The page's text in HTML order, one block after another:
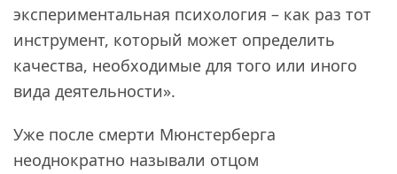
экспериментальная психология – как раз тот
инструмент, который может определить
качества, необходимые для того или иного
вида деятельности».
Уже после смерти Мюнстерберга
неоднократно называли отцом